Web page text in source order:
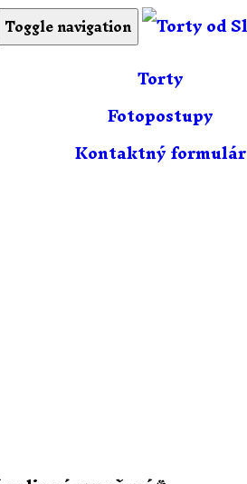
Toggle navigation
Torty
Fotopostupy
Kontaktný formulár